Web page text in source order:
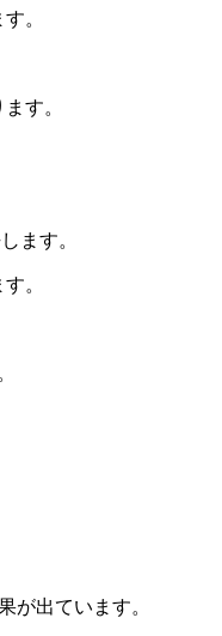
。
す。
ます。
。
が出ています。